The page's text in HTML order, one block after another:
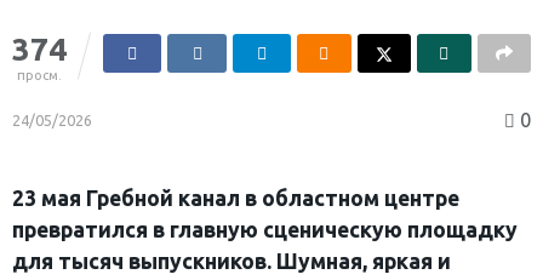
374
просм.
24/05/2026 0
23 мая Гребной канал в областном центре
превратился в главную сценическую площадку
для тысяч выпускников. Шумная, яркая и